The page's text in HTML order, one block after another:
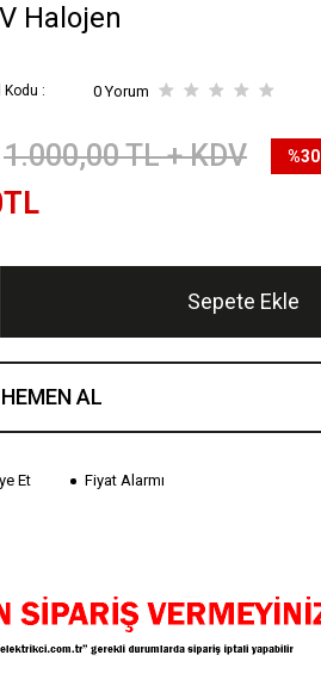
Halojen
Kodu : 0 Yorum
1.000,00TL + KDV %30
TL
Sepete Ekle
HEMEN AL
Et Fiyat Alarmı